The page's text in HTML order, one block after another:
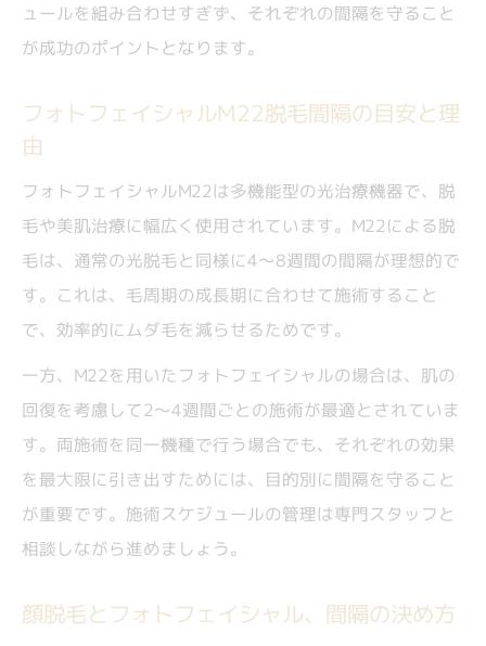
ュールを組み合わせすぎず、それぞれの間隔を守ること
が成功のポイントとなります。
フォトフェイシャルM22脱毛間隔の目安と理
由
フォトフェイシャルM22は多機能型の光治療機器で、脱
毛や美肌治療に幅広く使用されています。M22による脱
毛は、通常の光脱毛と同様に4～8週間の間隔が理想的で
す。これは、毛周期の成長期に合わせて施術すること
で、効率的にムダ毛を減らせるためです。
一方、M22を用いたフォトフェイシャルの場合は、肌の
回復を考慮して2～4週間ごとの施術が最適とされていま
す。両施術を同一機種で行う場合でも、それぞれの効果
を最大限に引き出すためには、目的別に間隔を守ること
が重要です。施術スケジュールの管理は専門スタッフと
相談しながら進めましょう。
顔脱毛とフォトフェイシャル、間隔の決め方